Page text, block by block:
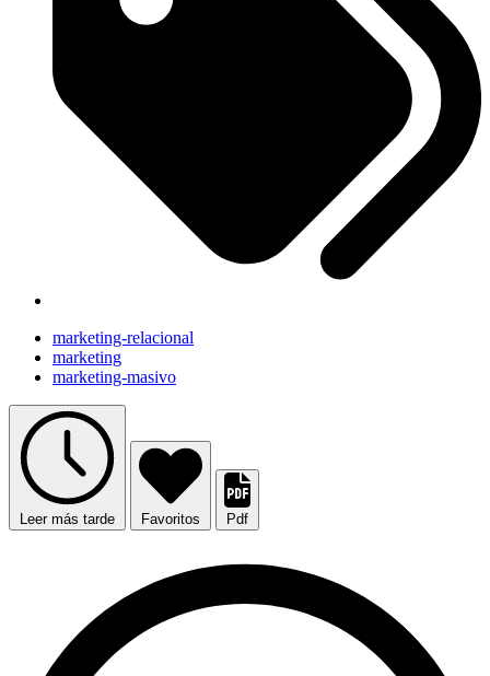
marketing-relacional
marketing
marketing-masivo
Leer más tarde Favoritos Pdf